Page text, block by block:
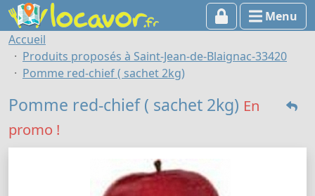
Menu
Accueil
Produits proposés à Saint-Jean-de-Blaignac-33420
Pomme red-chief ( sachet 2kg)
Pomme red-chief ( sachet 2kg) En
promo !